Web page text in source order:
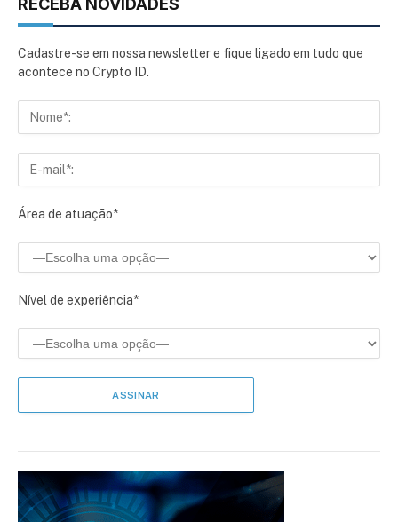
Cadastre-se em nossa newsletter e fique ligado em tudo que
acontece no Crypto ID.
Área de atuação*
Nível de experiência*